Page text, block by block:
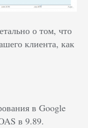
о том, что
клиента, как
в Google
в 9.89.